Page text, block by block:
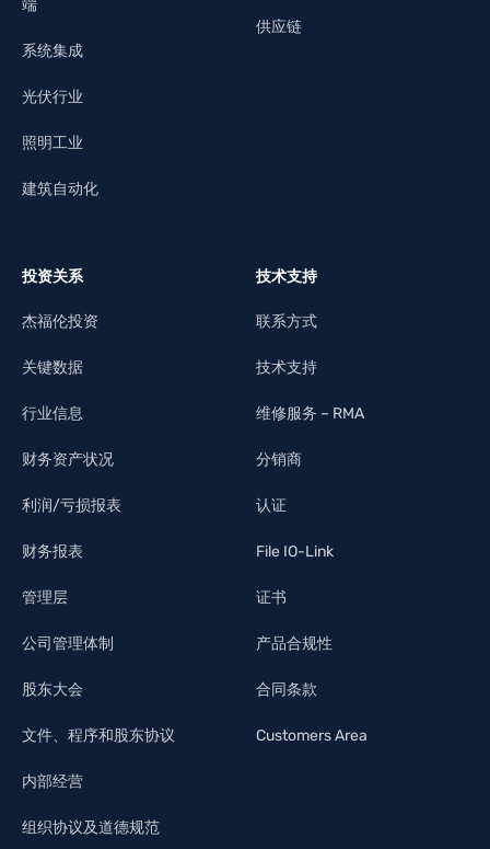
端
系统集成
光伏行业
照明工业
建筑自动化
供应链
投资关系
杰福伦投资
关键数据
行业信息
财务资产状况
利润/亏损报表
财务报表
管理层
公司管理体制
股东大会
文件、程序和股东协议
内部经营
组织协议及道德规范
技术支持
联系方式
技术支持
维修服务 – RMA
分销商
认证
File IO-Link
证书
产品合规性
合同条款
Customers Area